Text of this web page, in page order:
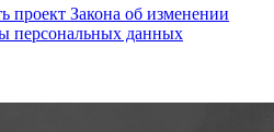
проект Закона об изменении
персональных данных